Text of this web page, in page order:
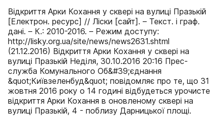
Відкриття Арки Кохання у сквері на вулиці Празькій
[Електрон. ресурс] // Ліски [сайт]. – Текст. і граф.
дані. – К.: 2010-2016. – Режим доступу:
http://lisky.org.ua/site/news/news2631.shtml
(21.12.2016) Відкриття Арки Кохання у сквері на
вулиці Празькій Неділя, 30.10.2016 20:16 Прес-
служба Комунального Об&#39;єднання
&quot;Київзеленбуд&quot; повідомляє про те, що 31
жовтня 2016 року о 14 годині відбудеться урочисте
відкриття Арки Кохання в оновленому сквері на
вулиці Празькій, 4 - поблизу Дарницької площі.